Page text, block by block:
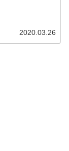
2020.03.26